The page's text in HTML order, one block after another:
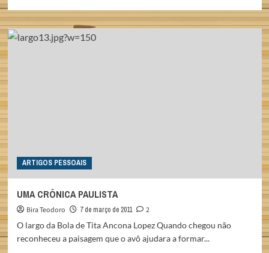
about
TAÇA
PINHEIROS
SÃO
ARTIGOS PESSOAIS
UMA CRÔNICA PAULISTA
Bira Teodoro 7 de março de 2011
2
O largo da Bola de Tita Ancona Lopez Quando chegou não
reconheceu a paisagem que o avô ajudara a formar...